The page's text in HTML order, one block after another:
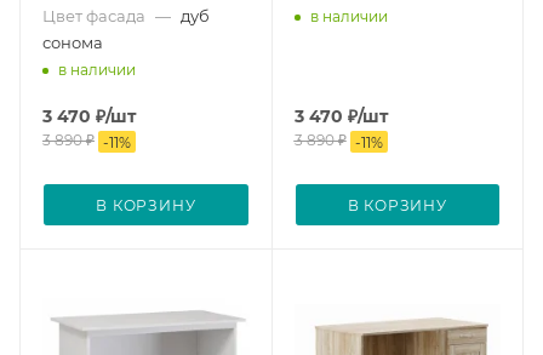
Цвет фасада — дуб
сонома
в наличии
3 470 ₽/шт
3 890₽ -11%
В КОРЗИНУ
в наличии
3 470 ₽/шт
3 890₽ -11%
В КОРЗИНУ